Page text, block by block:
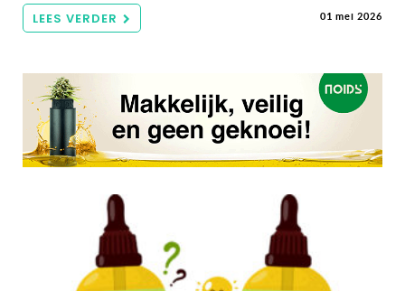
LEES VERDER 01 mei 2026